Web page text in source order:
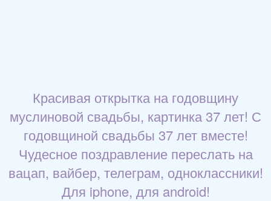
Красивая открытка на годовщину
муслиновой свадьбы, картинка 37 лет! С
годовщиной свадьбы 37 лет вместе!
Чудесное поздравление переслать на
вацап, вайбер, телеграм, одноклассники!
Для iphone, для android!